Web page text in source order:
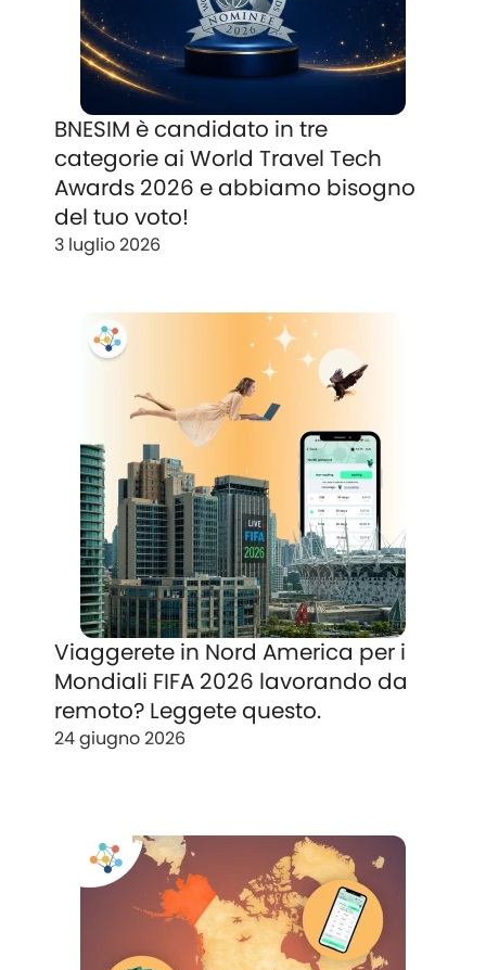
BNESIM è candidato in tre
categorie ai World Travel Tech
Awards 2026 e abbiamo bisogno
del tuo voto!
3 luglio 2026
Viaggerete in Nord America per i
Mondiali FIFA 2026 lavorando da
remoto? Leggete questo.
24 giugno 2026